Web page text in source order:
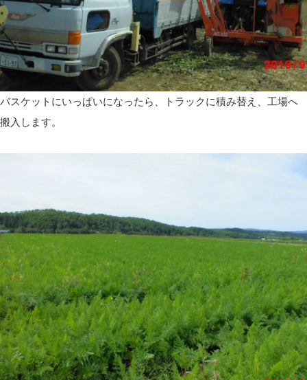
バスケットにいっぱいになったら、トラックに積み替え、工場へ
搬入します。